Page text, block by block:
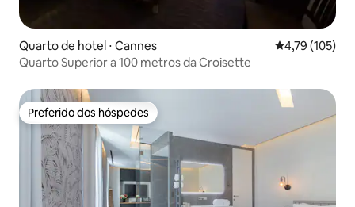
Quarto de hotel ⋅ Cannes 4,79 de uma
4,79 (105)
Quarto Superior a 100 metros da Croisette
Preferido dos hóspedes
Preferido dos hóspedes